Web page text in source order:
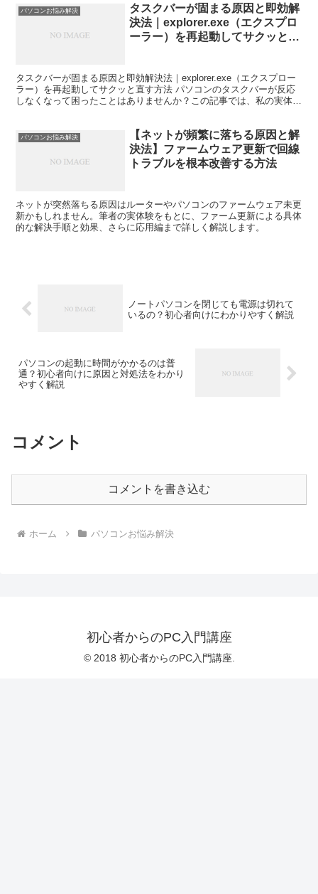
パソコンお悩み解決
タスクバーが固まる原因と即効解
決法｜explorer.exe（エクスプロ
ーラー）を再起動してサクッと直
タスクバーが固まる原因と即効解決法｜explorer.exe（エクスプロー
ラー）を再起動してサクッと直す方法 パソコンのタスクバーが反応
しなくなって困ったことはありませんか？この記事では、私の実体験
パソコンお悩み解決
【ネットが頻繁に落ちる原因と解
決法】ファームウェア更新で回線
トラブルを根本改善する方法
ネットが突然落ちる原因はルーターやパソコンのファームウェア未更
新かもしれません。筆者の実体験をもとに、ファーム更新による具体
的な解決手順と効果、さらに応用編まで詳しく解説します。
ノートパソコンを閉じても電源は切れて
いるの？初心者向けにわかりやすく解説
パソコンの起動に時間がかかるのは普
通？初心者向けに原因と対処法をわかり
やすく解説
コメント
コメントを書き込む
ホーム パソコンお悩み解決
初心者からのPC入門講座
© 2018 初心者からのPC入門講座.